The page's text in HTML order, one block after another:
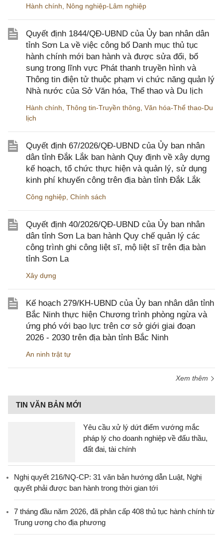
Hành chính Nông nghiệp-Lâm nghiệp
Quyết định 1844/QĐ-UBND của Ủy ban nhân dân
tỉnh Sơn La về việc công bố Danh mục thủ tục
hành chính mới ban hành và được sửa đổi, bổ
sung trong lĩnh vực Phát thanh truyền hình và
Thông tin điện tử thuộc phạm vi chức năng quản lý
Nhà nước của Sở Văn hóa, Thể thao và Du lịch
Hành chính Thông tin-Truyền thông Văn hóa-Thể thao-Du
lịch
Quyết định 67/2026/QĐ-UBND của Ủy ban nhân
dân tỉnh Đắk Lắk ban hành Quy định về xây dựng
kế hoạch, tổ chức thực hiện và quản lý, sử dụng
kinh phí khuyến công trên địa bàn tỉnh Đắk Lắk
Công nghiệp Chính sách
Quyết định 40/2026/QĐ-UBND của Ủy ban nhân
dân tỉnh Sơn La ban hành Quy chế quản lý các
công trình ghi công liệt sĩ, mộ liệt sĩ trên địa bàn
tỉnh Sơn La
Xây dựng
Kế hoạch 279/KH-UBND của Ủy ban nhân dân tỉnh
Bắc Ninh thực hiện Chương trình phòng ngừa và
ứng phó với bạo lực trên cơ sở giới giai đoạn
2026 - 2030 trên địa bàn tỉnh Bắc Ninh
An ninh trật tự
Xem thêm
TIN VĂN BẢN MỚI
Yêu cầu xử lý dứt điểm vướng mắc
pháp lý cho doanh nghiệp về đấu thầu,
đất đai, tài chính
Nghị quyết 216/NQ-CP: 31 văn bản hướng dẫn Luật, Nghị
quyết phải được ban hành trong thời gian tới
7 tháng đầu năm 2026, đã phân cấp 408 thủ tục hành chính từ
Trung ương cho địa phương